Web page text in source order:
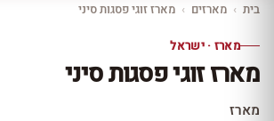
בית › מארזים › מארז זוגי פסגות סיני
מארז · ישראל
מארז זוגי פסגות סיני
מארז